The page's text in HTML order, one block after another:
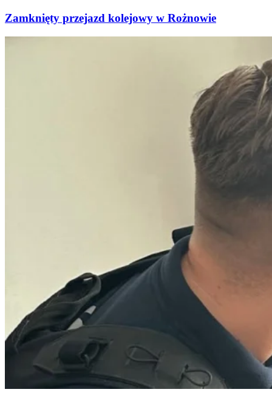
Zamknięty przejazd kolejowy w Rożnowie